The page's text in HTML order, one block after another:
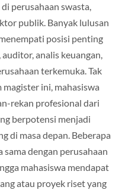
perusahaan swasta,
publik. Banyak lulusan
posisi penting
analis keuangan,
terkemuka. Tak
ini, mahasiswa
rekan profesional dari
berpotensi menjadi
di masa depan. Beberapa
dengan perusahaan
mahasiswa mendapat
atau proyek riset yang